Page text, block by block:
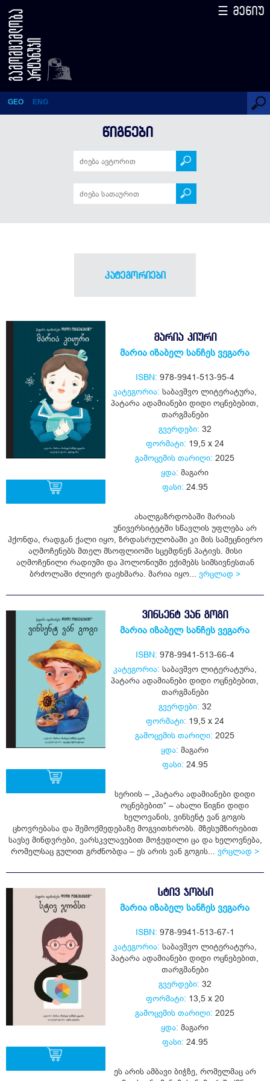
წიგნები
GEO ENG
☰ მენიუ
ᲬᲘᲒᲜᲔᲑᲘ
კატეგორიები
ᲛᲐᲠᲘᲐ ᲙᲘᲣᲠᲘ
მარია იზაბელ სანჩეს ვეგარა
ISBN: 978-9941-513-95-4
კატეგორია: საბავშვო ლიტერატურა,
პატარა ადამიანები დიდი ოცნებებით
თარგმანები
გვერდები: 32
ფორმატი: 19,5 x 24
გამოცემის თარიღი: 2025
ყდა: მაგარი
ფასი: 24.95
ახალგაზრდობაში მარიას
უნივერსიტეტში სწავლის უფლება არ
ჰქონდა, რადგან ქალი იყო, ზრდასრულობაში კი მის სამეცნიერო
აღმოჩენებს მთელ მსოფლიოში სცემდნენ პატივს. მისი
აღმოჩენილი რადიუმი და პოლონიუმი ექიმებს სიმსივნესთან
ბრძოლაში ძლიერ დაეხმარა. მარია იყო... ვრცლად >
ᲕᲘᲜᲡᲔᲜᲢ ᲕᲐᲜ ᲒᲝᲒᲘ
მარია იზაბელ სანჩეს ვეგარა
ISBN: 978-9941-513-66-4
კატეგორია: საბავშვო ლიტერატურა,
პატარა ადამიანები დიდი ოცნებებით
თარგმანები
გვერდები: 32
ფორმატი: 19,5 x 24
გამოცემის თარიღი: 2025
ყდა: მაგარი
ფასი: 24.95
სერიის – „პატარა ადამიანები დიდი
ოცნებებით“ – ახალი წიგნი დიდი
ხელოვანის, ვინსენტ ვან გოგის
ცხოვრებასა და შემოქმედებაზე მოგვითხრობს. მზესუმზირებით
სავსე მინდვრები, ვარსკვლავებით მოჭედილი ცა და ხელოვნება,
რომელსაც გულით გრძნობდა – ეს არის ვან გოგის... ვრცლად >
ᲡᲢᲘᲕ ᲯᲝᲑᲡᲘ
მარია იზაბელ სანჩეს ვეგარა
ISBN: 978-9941-513-67-1
კატეგორია: საბავშვო ლიტერატურა,
პატარა ადამიანები დიდი ოცნებებით
თარგმანები
გვერდები: 32
ფორმატი: 13,5 x 20
გამოცემის თარიღი: 2025
ყდა: მაგარი
ფასი: 24.95
ეს არის ამბავი ბიჭზე, რომელმაც არ